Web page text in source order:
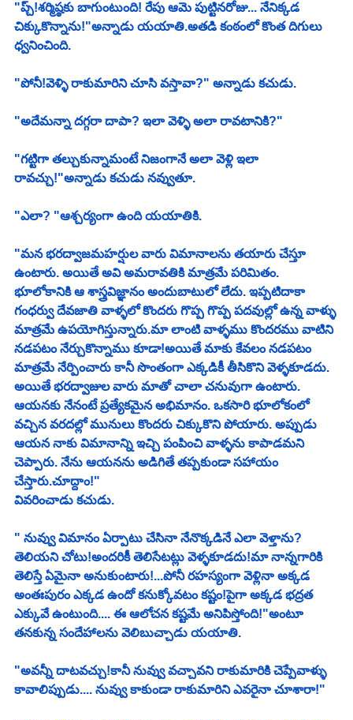
"ప్చ్!శర్మిష్ఠకు బాగుంటుంది! రేపు ఆమె పుట్టినరోజు... నేనిక్కడ
చిక్కుకొన్నాను!"అన్నాడు యయాతి.అతడి కంఠంలో కొంత దిగులు
ధ్వనించింది.
"పోనీ!వెళ్ళి రాకుమారిని చూసి వస్తావా?" అన్నాడు కచుడు.
"అదేమన్నా దగ్గరా దాపా? ఇలా వెళ్ళి అలా రావటానికి?"
"గట్టిగా తల్చుకున్నామంటే నిజంగానే అలా వెళ్లి ఇలా
రావచ్చు!"అన్నాడు కచుడు నవ్వుతూ.
"ఎలా? "ఆశ్చర్యంగా ఉంది యయాతికి.
"మన భరద్వాజమహర్షుల వారు విమానాలను తయారు చేస్తూ
ఉంటారు. అయితే అవి అమరావతికి మాత్రమే పరిమితం.
భూలోకానికి ఆ శాస్త్రవిజ్ఞానం అందుబాటులో లేదు. ఇప్పటిదాకా
గంధర్వు దేవజాతి వాళ్ళలో కొందరు గొప్ప గొప్ప పదవుల్లో ఉన్న వాళ్ళు
మాత్రమే ఉపయోగిస్తున్నారు.మా లాంటి వాళ్ళము కొందరము వాటిని
నడపటం నేర్చుకొన్నాము కూడా!అయితే మాకు కేవలం నడపటం
మాత్రమే నేర్పించారు కానీ సొంతంగా ఎక్కడికీ తీసికొని వెళ్ళకూడదు.
అయితే భరద్వాజుల వారు మాతో చాలా చనువుగా ఉంటారు.
ఆయనకు నేనంటే ప్రత్యేకమైన అభిమానం. ఒకసారి భూలోకంలో
వచ్చిన వరదల్లో మునులు కొందరు చిక్కుకొని పోయారు. అప్పుడు
ఆయన నాకు విమానాన్ని ఇచ్చి పంపించి వాళ్ళను కాపాడమని
చెప్పారు. నేను ఆయనను అడిగితే తప్పకుండా సహాయం
చేస్తారు.చూద్దాం!"
వివరించాడు కచుడు.
" నువ్వు విమానం ఏర్పాటు చేసినా నేనొక్కడినే ఎలా వెళ్తాను?
తెలియని చోటు!అందరికీ తెలిసేటట్లు వెళ్ళకూడదు!మా నాన్నగారికి
తెలిస్తే ఏమైనా అనుకుంటారు!...పోనీ రహస్యంగా వెళ్లినా అక్కడ
అంతఃపురం ఎక్కడ ఉందో కనుక్కోవటం కష్టం!పైగా అక్కడ భద్రత
ఎక్కువే ఉంటుంది.... ఈ ఆలోచన కష్టమే అనిపిస్తోంది!"అంటూ
తనకున్న సందేహాలను వెలిబుచ్చాడు యయాతి.
"అవన్నీ దాటవచ్చు!కానీ నువ్వు వచ్చావని రాకుమారికి చెప్పేవాళ్ళు
కావాలిప్పుడు.... నువ్వు కాకుండా రాకుమారిని ఎవరైనా చూశారా!"